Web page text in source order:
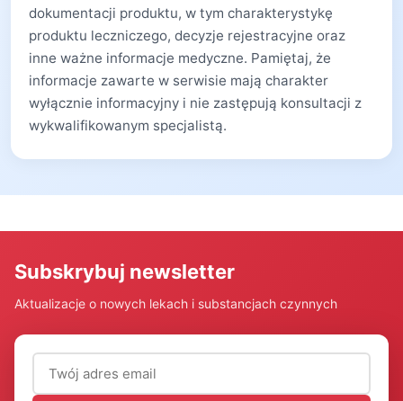
dokumentacji produktu, w tym charakterystykę
produktu leczniczego, decyzje rejestracyjne oraz
inne ważne informacje medyczne. Pamiętaj, że
informacje zawarte w serwisie mają charakter
wyłącznie informacyjny i nie zastępują konsultacji z
wykwalifikowanym specjalistą.
Subskrybuj newsletter
Aktualizacje o nowych lekach i substancjach czynnych
Adres email (wymagany)